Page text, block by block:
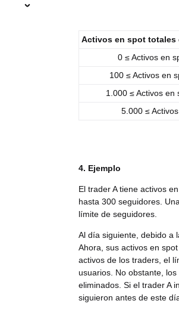
Activos en spot totales
0 ≤ Activos en
100 ≤ Activos en
1.000 ≤ Activos en
5.000 ≤
4. Ejemplo
El trader A tiene activos
hasta 300 seguidores.
límite de seguidores.
Al día siguiente, debido a
Ahora, sus activos en
activos de los traders, el
usuarios. No obstante,
eliminados. Si el trader A
siguieron antes de este